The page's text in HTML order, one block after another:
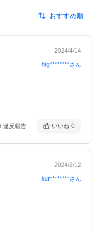
おすすめ順
2024/4/14
hig********さん
違反報告 いいね 0
2024/2/12
kur********さん